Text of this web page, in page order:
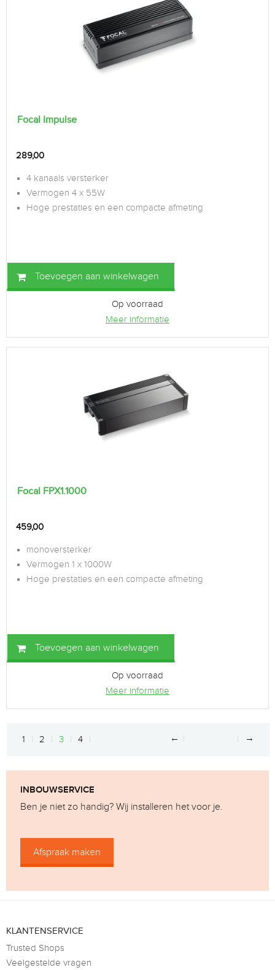
Focal Impulse
289,00
4 kanaals versterker
Vermogen 4 x 55W
Hoge prestaties en een compacte afmeting
Toevoegen aan winkelwagen
Op voorraad
Meer informatie
Focal FPX1.1000
459,00
monoversterker
Vermogen 1 x 1000W
Hoge prestaties en een compacte afmeting
Toevoegen aan winkelwagen
Op voorraad
Meer informatie
←
1 2 3 4 →
INBOUWSERVICE
Ben je niet zo handig? Wij installeren het voor je.
Afspraak maken
KLANTENSERVICE
Trusted Shops
Veelgestelde vragen